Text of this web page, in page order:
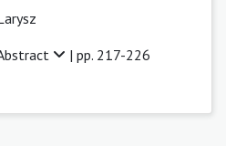
| pp. 217-226